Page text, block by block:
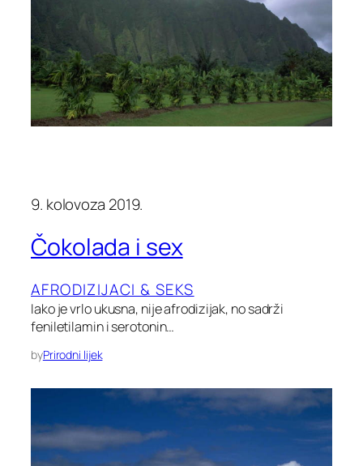
9. kolovoza 2019.
Čokolada i sex
AFRODIZIJACI & SEKS
Iako je vrlo ukusna, nije afrodizijak, no sadrži
feniletilamin i serotonin…
byPrirodni lijek